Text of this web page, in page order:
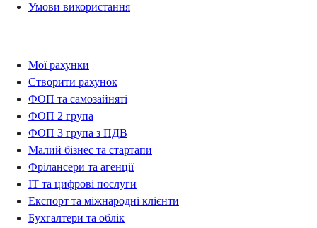
Умови використання
Мої рахунки
Створити рахунок
ФОП та самозайняті
ФОП 2 група
ФОП 3 група з ПДВ
Малий бізнес та стартапи
Фрілансери та агенції
IT та цифрові послуги
Експорт та міжнародні клієнти
Бухгалтери та облік